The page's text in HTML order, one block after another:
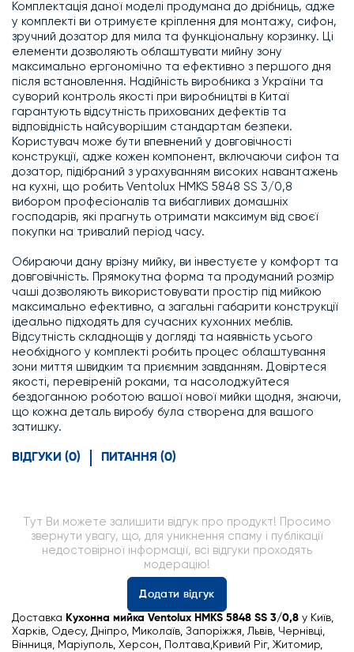
Комплектація даної моделі продумана до дрібниць, адже
у комплекті ви отримуєте кріплення для монтажу, сифон,
зручний дозатор для мила та функціональну корзинку. Ці
елементи дозволяють облаштувати мийну зону
максимально ергономічно та ефективно з першого дня
після встановлення. Надійність виробника з України та
суворий контроль якості при виробництві в Китаї
гарантують відсутність прихованих дефектів та
відповідність найсуворішим стандартам безпеки.
Користувач може бути впевнений у довговічності
конструкції, адже кожен компонент, включаючи сифон та
дозатор, підібраний з урахуванням високих навантажень
на кухні, що робить Ventolux HMKS 5848 SS 3/0,8
вибором професіоналів та вибагливих домашніх
господарів, які прагнуть отримати максимум від своєї
покупки на тривалий період часу.
Обираючи дану врізну мийку, ви інвестуєте у комфорт та
довговічність. Прямокутна форма та продуманий розмір
чаші дозволяють використовувати простір під мийкою
максимально ефективно, а загальні габарити конструкції
ідеально підходять для сучасних кухонних меблів.
Відсутність складнощів у догляді та наявність усього
необхідного у комплекті робить процес облаштування
зони миття швидким та приємним завданням. Довіртеся
якості, перевіреній роками, та насолоджуйтеся
бездоганною роботою вашої нової мийки щодня, знаючи,
що кожна деталь виробу була створена для вашого
затишку.
ВІДГУКИ (0) ПИТАННЯ (0)
Тут Ви можете залишити відгук про продукт! Просимо
звернути увагу, що, для уникнення спаму і публікації
недостовірної інформації, всі відгуки проходять
модерацію!
Додати відгук
Доставка Кухонна мийка Ventolux HMKS 5848 SS 3/0,8 у Київ,
Харків, Одесу, Дніпро, Миколаїв, Запоріжжя, Львів, Чернівці,
Вінниця, Маріуполь, Херсон, Полтава,Кривий Ріг, Житомир,